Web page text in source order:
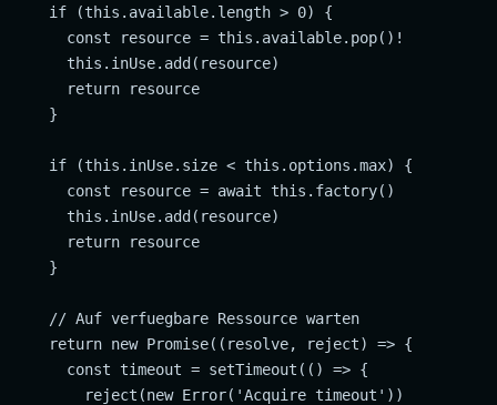
    if (this.available.length > 0) {
      const resource = this.available.pop()!
      this.inUse.add(resource)
      return resource
    }
    if (this.inUse.size < this.options.max) {
      const resource = await this.factory()
      this.inUse.add(resource)
      return resource
    }
    // Auf verfuegbare Ressource warten
    return new Promise((resolve, reject) => {
      const timeout = setTimeout(() => {
        reject(new Error('Acquire timeout'))